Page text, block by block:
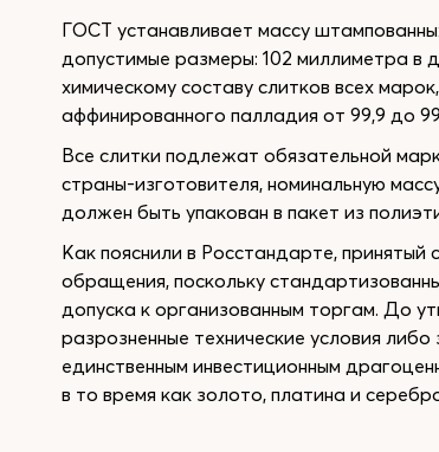
ГОСТ устанавливает массу
допустимые размеры: 102 миллиметра в
химическому составу слитков всех
аффинированного палладия от 99,9 до
Все слитки подлежат обязательной
страны-изготовителя, номинальную
должен быть упакован в пакет из
Как пояснили в Росстандарте,
обращения, поскольку
допуска к организованным торгам. До
разрозненные технические условия
единственным инвестиционным
в то время как золото, платина и